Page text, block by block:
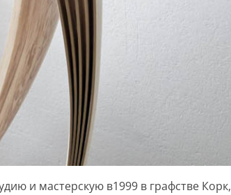
и мастерскую в1999 в графстве Корк,